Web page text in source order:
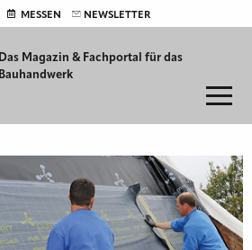
MESSEN NEWSLETTER
Das Magazin & Fachportal für das
Bauhandwerk